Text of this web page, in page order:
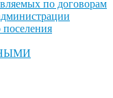
по договорам
поселения